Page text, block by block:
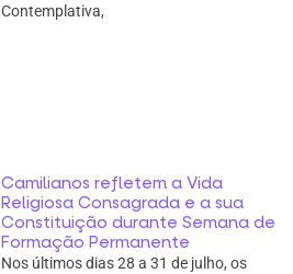
Contemplativa,
Camilianos refletem a Vida
Religiosa Consagrada e a sua
Constituição durante Semana de
Formação Permanente
Nos últimos dias 28 a 31 de julho, os